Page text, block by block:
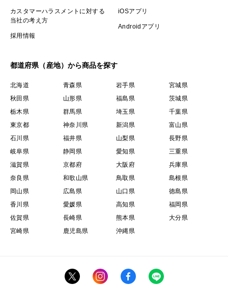
カスタマーハラスメントに対する
当社の考え方
採用情報
iOSアプリ
Androidアプリ
都道府県（産地）から商品を探す
北海道 青森県 岩手県
宮城県
秋田県
山形県 福島県
茨城県
栃木県
群馬県 埼玉県
千葉県
東京都
神奈川県 新潟県
富山県
石川県
福井県 山梨県
長野県
岐阜県
静岡県 愛知県
三重県
滋賀県
京都府 大阪府
兵庫県
奈良県
和歌山県 鳥取県
島根県
岡山県
広島県 山口県
徳島県
香川県
愛媛県 高知県
福岡県
佐賀県
長崎県 熊本県
大分県
宮崎県
鹿児島県 沖縄県